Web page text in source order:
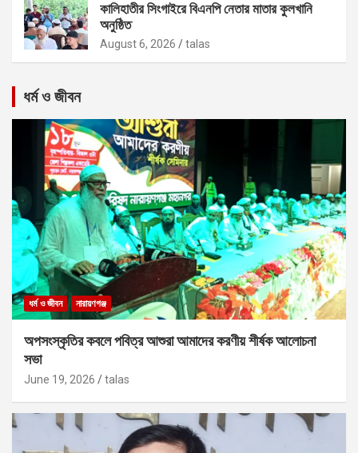
কালিহাতীর সিংগাইরে বিএনপি নেতার মাতার কুলখানি
অনুষ্ঠিত
August 6, 2026 talas
ধর্ম ও জীবন
ধর্ম ও জীবন নারায়ণগঞ্জ
অপসংস্কৃতির কবলে পবিত্র আশুরা আমাদের করণীয় শীর্ষক আলোচনা
সভা
June 19, 2026 talas